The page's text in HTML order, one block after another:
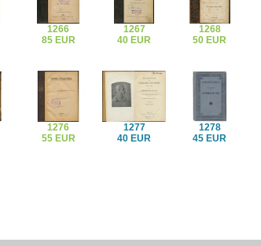
1266
85 EUR
1267
40 EUR
1268
50 EUR
1276
55 EUR
1277
40 EUR
1278
45 EUR